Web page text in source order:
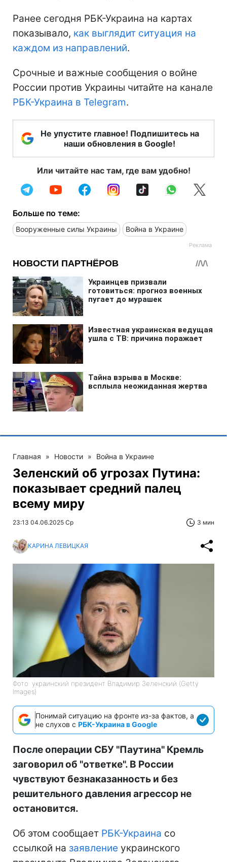
Ранее сегодня РБК-Украина на картах
показывало, как выглядит ситуация на
каждом из направлений.
Срочные и важные сообщения о войне
России против Украины читайте на канале
РБК-Украина в Telegram.
Не упустите главное! Подпишитесь на
наши обновления в Google!
Или читайте нас там, где вам удобно!
Больше по теме:
Вооруженные силы Украины Война в Украине
Главная » Новости » Война в Украине
Зеленский об угрозах Путина:
показывает средний палец
всему миру
23:13 04.06.2025 Ср 3 мин
КАРИНА ЛЕВИЦКАЯ
Фото: украинский президент Владимир Зеленский (Getty
Images)
Понимай ситуацию на фронте из-за фактов, а
не слухов с РБК-Украина в Google
После операции СБУ "Паутина" Кремль
заговорил об "ответке". В России
чувствуют безнаказанность и без
решительного давления агрессор не
остановится.
Об этом сообщает РБК-Украина со
ссылкой на заявление украинского